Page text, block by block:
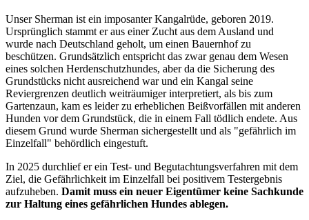
Unser Sherman ist ein imposanter Kangalrüde, geboren 2019.
Ursprünglich stammt er aus einer Zucht aus dem Ausland und
wurde nach Deutschland geholt, um einen Bauernhof zu
beschützen. Grundsätzlich entspricht das zwar genau dem Wesen
eines solchen Herdenschutzhundes, aber da die Sicherung des
Grundstücks nicht ausreichend war und ein Kangal seine
Reviergrenzen deutlich weiträumiger interpretiert, als bis zum
Gartenzaun, kam es leider zu erheblichen Beißvorfällen mit anderen
Hunden vor dem Grundstück, die in einem Fall tödlich endete. Aus
diesem Grund wurde Sherman sichergestellt und als "gefährlich im
Einzelfall" behördlich eingestuft.
In 2025 durchlief er ein Test- und Begutachtungsverfahren mit dem
Ziel, die Gefährlichkeit im Einzelfall bei positivem Testergebnis
aufzuheben. Damit muss ein neuer Eigentümer keine Sachkunde
zur Haltung eines gefährlichen Hundes ablegen.